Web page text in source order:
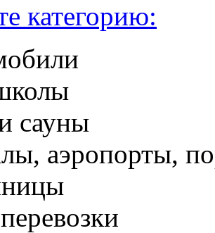
категорию:
сауны
аэропорты,